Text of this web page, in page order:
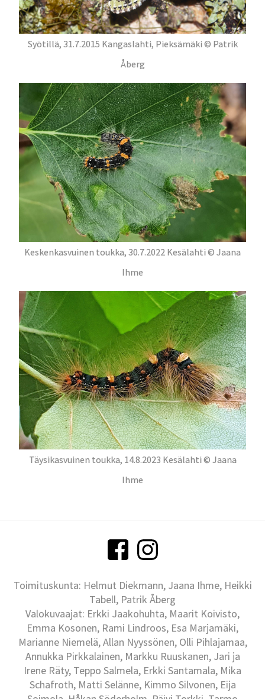
Syötillä, 31.7.2015 Kangaslahti, Pieksämäki © Patrik
Åberg
Keskenkasvuinen toukka, 30.7.2022 Kesälahti © Jaana
Ihme
Täysikasvuinen toukka, 14.8.2023 Kesälahti © Jaana
Ihme
Toimituskunta: Helmut Diekmann, Jaana Ihme, Heikki
Tabell, Patrik Åberg
Valokuvaajat: Erkki Jaakohuhta, Maarit Koivisto,
Emma Kosonen, Rami Lindroos, Esa Marjamäki,
Marianne Niemelä, Allan Nyyssönen, Olli Pihlajamaa,
Annukka Pirkkalainen, Markku Ruuskanen, Jari ja
Irene Räty, Teppo Salmela, Erkki Santamala, Mika
Schafroth, Matti Selänne, Kimmo Silvonen, Eija